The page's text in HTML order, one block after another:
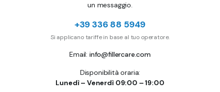
un messaggio.
+39 336 88 5949
Si applicano tariffe in base al tuo operatore.
Email: info@fillercare.com
Disponibilità oraria:
Lunedì – Venerdì 09:00 – 19:00